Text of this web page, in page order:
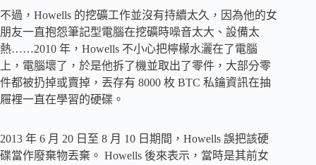
不過，Howells 的挖礦工作並沒有持續太久，因為他的女
朋友一直抱怨筆記型電腦在挖礦時噪音太大、設備太
熱……2010 年，Howells 不小心把檸檬水灑在了電腦
上，電腦壞了，於是他拆了機並取出了零件，大部分零
件都被扔掉或賣掉，丟存有 8000 枚 BTC 私鑰資訊在抽
屜裡一直在學習的硬碟。
2013 年 6 月 20 日至 8 月 10 日期間，Howells 誤把該硬
碟當作廢棄物丟棄。 Howells 後來表示，當時是其前女